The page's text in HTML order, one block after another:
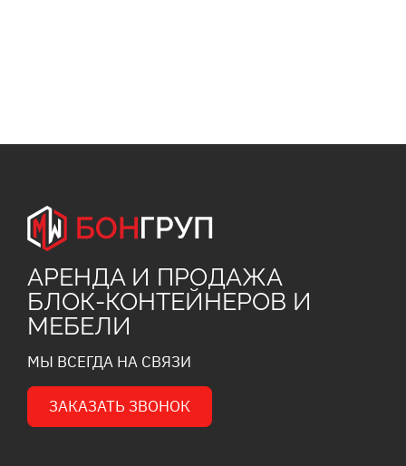
АРЕНДА И ПРОДАЖА
БЛОК-КОНТЕЙНЕРОВ И
МЕБЕЛИ
МЫ ВСЕГДА НА СВЯЗИ
ЗАКАЗАТЬ ЗВОНОК